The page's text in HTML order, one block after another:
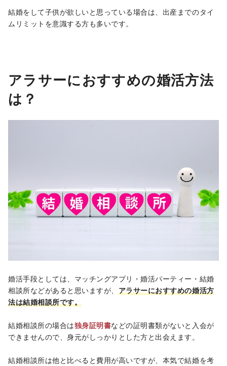
結婚をして子供が欲しいと思っている場合は、出産までのタイ
ムリミットを意識する方も多いです。
アラサーにおすすめの婚活方法
は？
婚活手段としては、マッチングアプリ・婚活パーティー・結婚
相談所などがあると思いますが、 アラサーにおすすめの婚活方
法は結婚相談所です。
結婚相談所の場合は独身証明書などの証明書類がないと入会が
できませんので、身元がしっかりとした方と出会えます。
結婚相談所は他と比べると費用が高いですが、本気で結婚を考